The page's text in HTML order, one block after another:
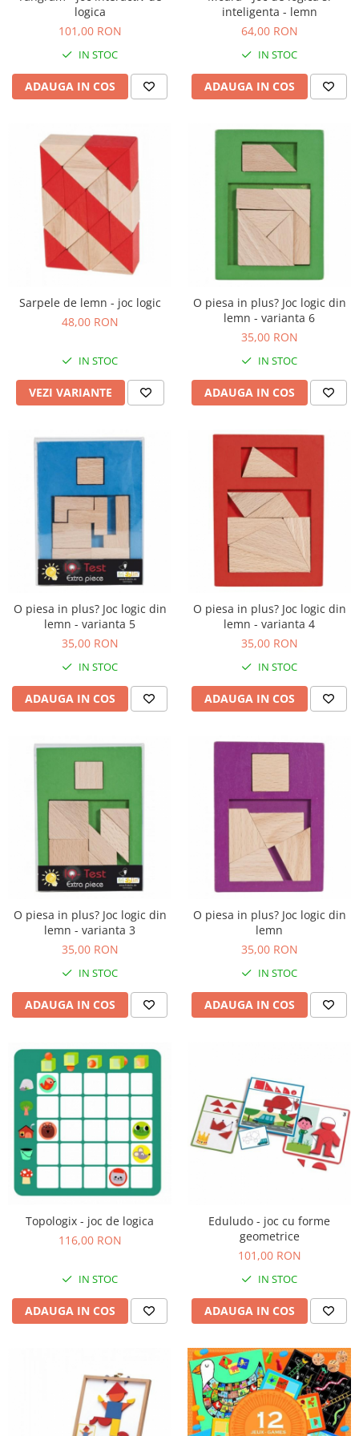
Figurine plus
Jucarii Montessori
Nevoi speciale si sindrom Down
Jucarii cu cifre
Seturi Numberblocks
Jucarii de motricitate
Jucarii fructe si legume
Puzzle-uri
Puzzle clasic
Puzzle incastru
Puzzle de podea
Jucarii de baie
Zornaitoare
Jucarii dentitie
Jucarii motrice pentru bebelusi
Saltele de activitati pentru bebe
Jucarii de sortat
Jucarii muzicale bebelusi
Puzzle bebelusi
logica
101,00 RON
IN STOC
ADAUGA IN COS
inteligenta - lemn
64,00 RON
IN STOC
ADAUGA IN COS
Sarpele de lemn - joc logic
48,00 RON
IN STOC
VEZI VARIANTE
O piesa in plus? Joc logic din
lemn - varianta 6
35,00 RON
IN STOC
ADAUGA IN COS
O piesa in plus? Joc logic din
lemn - varianta 5
35,00 RON
IN STOC
ADAUGA IN COS
O piesa in plus? Joc logic din
lemn - varianta 4
35,00 RON
IN STOC
ADAUGA IN COS
O piesa in plus? Joc logic din
lemn - varianta 3
35,00 RON
IN STOC
ADAUGA IN COS
O piesa in plus? Joc logic din
lemn
35,00 RON
IN STOC
ADAUGA IN COS
Topologix - joc de logica
116,00 RON
IN STOC
ADAUGA IN COS
Eduludo - joc cu forme
geometrice
101,00 RON
IN STOC
ADAUGA IN COS